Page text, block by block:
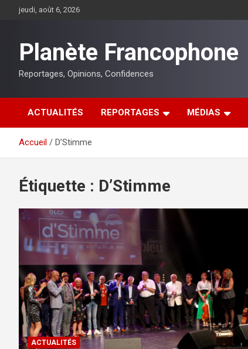
jeudi, août 6, 2026
Planète Francophone
Reportages, Opinions, Confidences
ACTUALITÉS REPORTAGES MÉDIAS
Accueil D’Stimme
Étiquette : D’Stimme
ACTUALITÉS